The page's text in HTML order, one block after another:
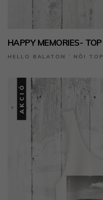
HAPPY MEMORIES- TOP
HELLO BALATON ˙ NŐI TOP
AKCIÓ